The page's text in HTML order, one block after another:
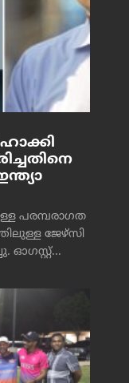
പരമ്പരാഗത
ജേഴ്‌സി
ഓഗസ്റ്റ്...